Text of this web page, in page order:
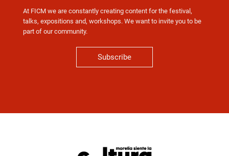
At FICM we are constantly creating content for the festival,
talks, expositions and, workshops. We want to invite you to be
part of our community.
Subscribe